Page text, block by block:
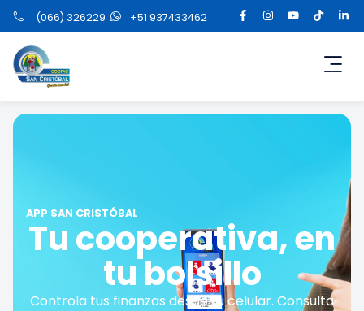
(066) 326229 +51 937433462
APP SAN CRISTÓBAL
Tu cooperativa, en
tu bolsillo
Controla tus finanzas desde tu celular. Consulta